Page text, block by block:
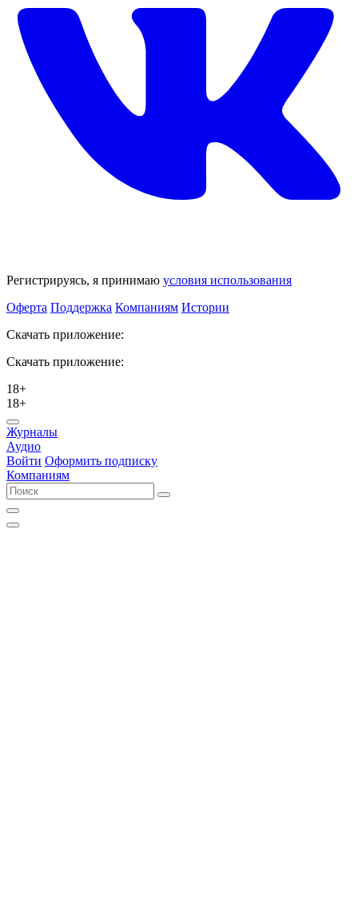
Регистрируясь, я принимаю условия использования
Оферта Поддержка Компаниям Истории
Скачать приложение:
Скачать приложение:
18+
18+
Журналы
Аудио
Войти Оформить подписку
Компаниям